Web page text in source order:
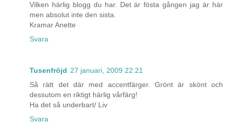
Vilken härlig blogg du har. Det är fösta gången jag är här
men absolut inte den sista.
Kramar Anette
Svara
Tusenfröjd 27 januari, 2009 22:21
Så rätt det där med accentfärger. Grönt är skönt och
dessutom en riktigt härlig vårfärg!
Ha det så underbart/ Liv
Svara